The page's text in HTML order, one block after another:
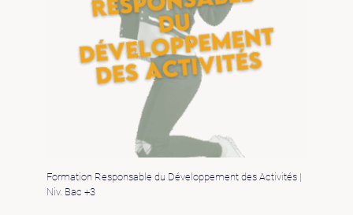
Formation Responsable du Développement des Activités |
Niv. Bac +3